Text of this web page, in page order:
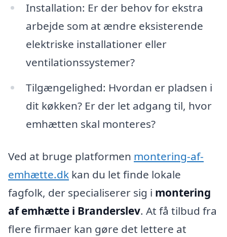
Installation: Er der behov for ekstra
arbejde som at ændre eksisterende
elektriske installationer eller
ventilationssystemer?
Tilgængelighed: Hvordan er pladsen i
dit køkken? Er der let adgang til, hvor
emhætten skal monteres?
Ved at bruge platformen montering-af-
emhætte.dk kan du let finde lokale
fagfolk, der specialiserer sig i montering
af emhætte i Branderslev. At få tilbud fra
flere firmaer kan gøre det lettere at